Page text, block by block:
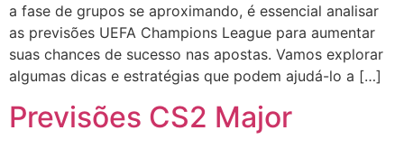
a fase de grupos se aproximando, é essencial analisar
as previsões UEFA Champions League para aumentar
suas chances de sucesso nas apostas. Vamos explorar
algumas dicas e estratégias que podem ajudá-lo a […]
Previsões CS2 Major